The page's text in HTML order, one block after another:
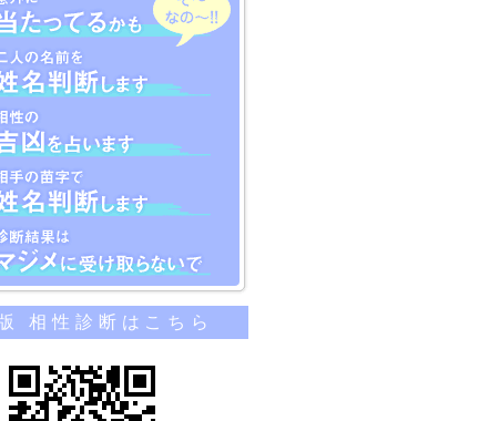
ンタン相性診断
ってるかも
前を姓名判断します
凶を占います
字で姓名判断します
相性診断はこちら